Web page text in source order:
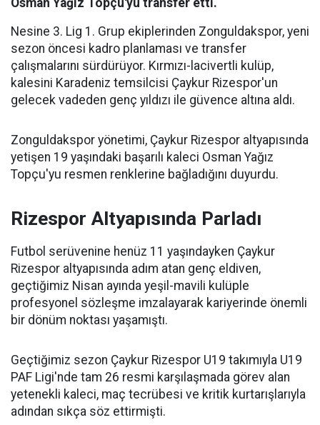
Osman Yağız Topçu'yu transfer etti.
Nesine 3. Lig 1. Grup ekiplerinden Zonguldakspor, yeni
sezon öncesi kadro planlaması ve transfer
çalışmalarını sürdürüyor. Kırmızı-lacivertli kulüp,
kalesini Karadeniz temsilcisi Çaykur Rizespor'un
gelecek vadeden genç yıldızı ile güvence altına aldı.
Zonguldakspor yönetimi, Çaykur Rizespor altyapısında
yetişen 19 yaşındaki başarılı kaleci Osman Yağız
Topçu'yu resmen renklerine bağladığını duyurdu.
Rizespor Altyapısında Parladı
Futbol serüvenine henüz 11 yaşındayken Çaykur
Rizespor altyapısında adım atan genç eldiven,
geçtiğimiz Nisan ayında yeşil-mavili kulüple
profesyonel sözleşme imzalayarak kariyerinde önemli
bir dönüm noktası yaşamıştı.
Geçtiğimiz sezon Çaykur Rizespor U19 takımıyla U19
PAF Ligi'nde tam 26 resmi karşılaşmada görev alan
yetenekli kaleci, maç tecrübesi ve kritik kurtarışlarıyla
adından sıkça söz ettirmişti.